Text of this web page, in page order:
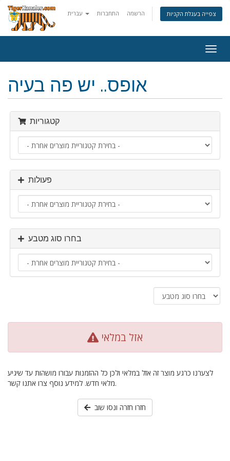
התחברות הרשמה צפייה בעגלת הקניות
ניווט
אופס.. יש פה בעיה
קטגוריות
פעולות
בחרו סוג מטבע
אזל במלאי
לצערנו כרגע מוצר זה אזל במלאי ולכן כל ההזמנות עבורו מושהות עד שיגיע
מלאי חדש. למידע נוסף צרו אתנו קשר.
חזרו חזרה ונסו שוב